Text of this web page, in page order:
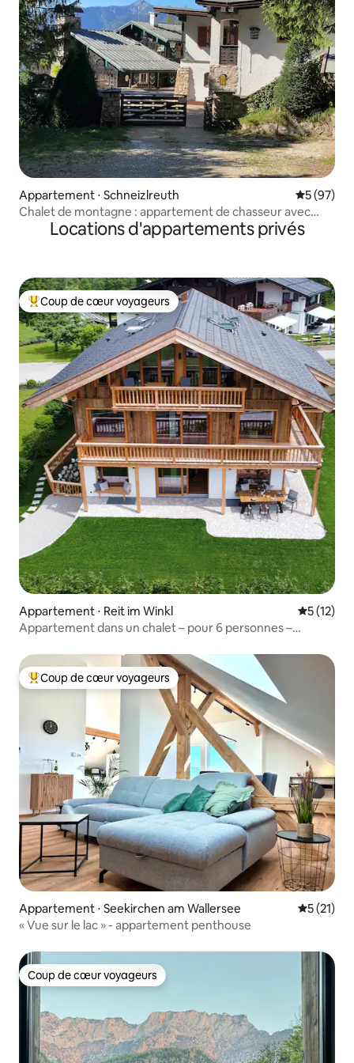
Appartement ⋅ Schneizlreuth
5 (97)
Chalet de montagne : appartement de chasseur avec
cheminéeLocations d'appartements privés
Coups de cœur voyageurs les plus appréciés
Coup de cœur voyageurs
Appartement ⋅ Reit im Winkl
5 (12)
Appartement dans un chalet – pour 6 personnes –
Coups de cœur voyageurs les plus appréciés
Coup de cœur voyageurs
Appartement ⋅ Seekirchen am Wallersee
5 (21)
« Vue sur le lac » - appartement penthouse
Coup de cœur voyageurs
Coup de cœur voyageurs